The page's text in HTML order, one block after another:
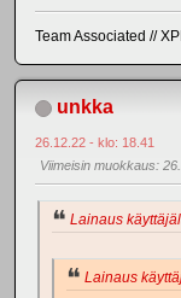
Team Associated //
unkka
26.12.22 - klo: 18.41
Viimeisin muokkaus:
Lainaus
Lainaus